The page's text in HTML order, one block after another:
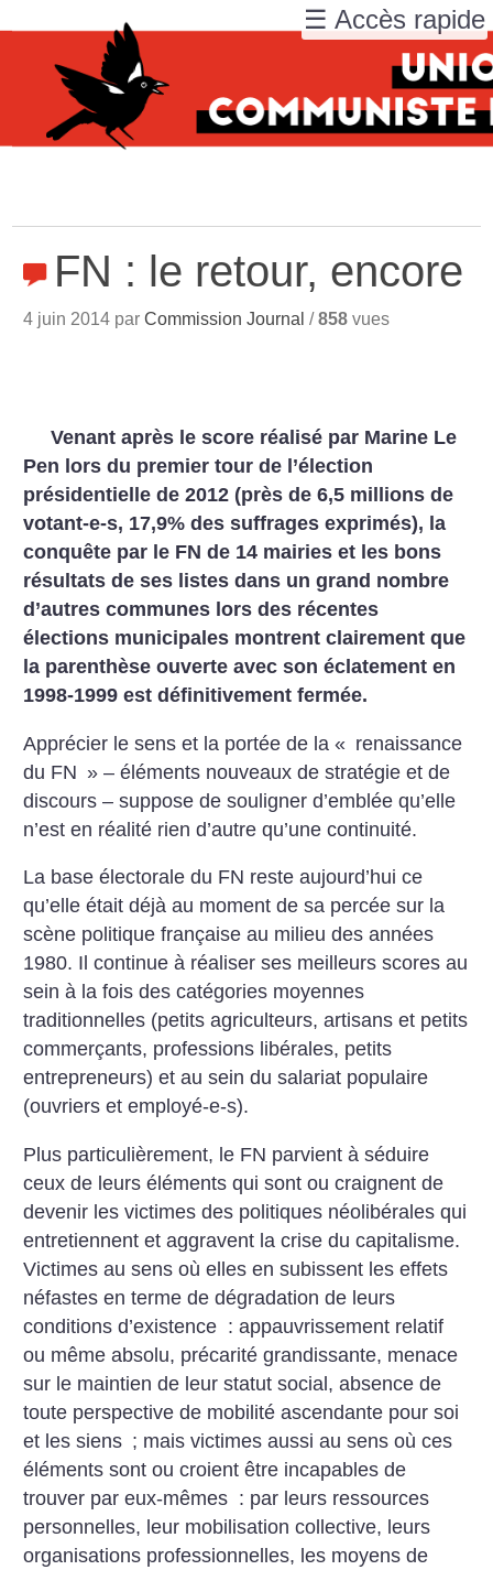
FN : le retour, encore
4 juin 2014 parCommission Journal /858 vues
Venant après le score réalisé par Marine Le
Pen lors du premier tour de l’élection
présidentielle de 2012 (près de 6,5 millions de
votant-e-s, 17,9% des suffrages exprimés), la
conquête par le FN de 14 mairies et les bons
résultats de ses listes dans un grand nombre
d’autres communes lors des récentes
élections municipales montrent clairement que
la parenthèse ouverte avec son éclatement en
1998-1999 est définitivement fermée.
Apprécier le sens et la portée de la « renaissance
du FN » – éléments nouveaux de stratégie et de
discours – suppose de souligner d’emblée qu’elle
n’est en réalité rien d’autre qu’une continuité.
La base électorale du FN reste aujourd’hui ce
qu’elle était déjà au moment de sa percée sur la
scène politique française au milieu des années
1980. Il continue à réaliser ses meilleurs scores au
sein à la fois des catégories moyennes
traditionnelles (petits agriculteurs, artisans et petits
commerçants, professions libérales, petits
entrepreneurs) et au sein du salariat populaire
(ouvriers et employé-e-s).
Plus particulièrement, le FN parvient à séduire
ceux de leurs éléments qui sont ou craignent de
devenir les victimes des politiques néolibérales qui
entretiennent et aggravent la crise du capitalisme.
Victimes au sens où elles en subissent les effets
néfastes en terme de dégradation de leurs
conditions d’existence : appauvrissement relatif
ou même absolu, précarité grandissante, menace
sur le maintien de leur statut social, absence de
toute perspective de mobilité ascendante pour soi
et les siens ; mais victimes aussi au sens où ces
éléments sont ou croient être incapables de
trouver par eux-mêmes : par leurs ressources
personnelles, leur mobilisation collective, leurs
organisations professionnelles, les moyens de
☰ Accès rapide